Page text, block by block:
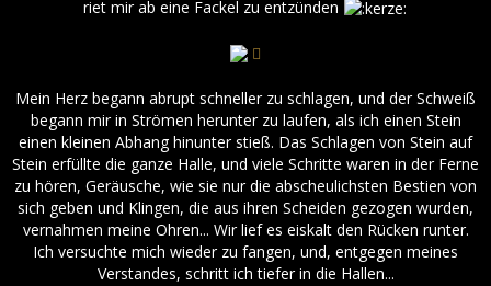
riet mir ab eine Fackel zu entzünden
Mein Herz begann abrupt schneller zu schlagen, und der Schweiß
begann mir in Strömen herunter zu laufen, als ich einen Stein
einen kleinen Abhang hinunter stieß. Das Schlagen von Stein auf
Stein erfüllte die ganze Halle, und viele Schritte waren in der Ferne
zu hören, Geräusche, wie sie nur die abscheulichsten Bestien von
sich geben und Klingen, die aus ihren Scheiden gezogen wurden,
vernahmen meine Ohren... Wir lief es eiskalt den Rücken runter.
Ich versuchte mich wieder zu fangen, und, entgegen meines
Verstandes, schritt ich tiefer in die Hallen...